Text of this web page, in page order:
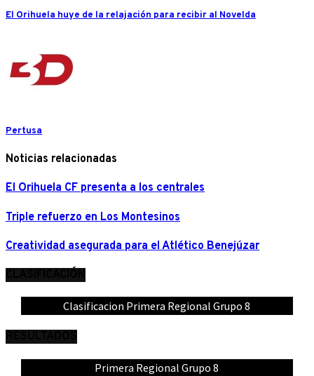
El Orihuela huye de la relajación para recibir al Novelda
Pertusa
Noticias relacionadas
El Orihuela CF presenta a los centrales
Triple refuerzo en Los Montesinos
Creatividad asegurada para el Atlético Benejúzar
Clasificacion Primera Regional Grupo 8
Primera Regional Grupo 8